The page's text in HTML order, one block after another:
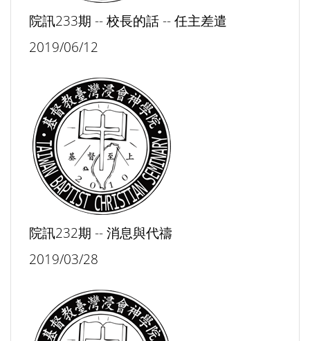
院訊233期 -- 校長的話 -- 任主差遣
2019/06/12
院訊232期 -- 消息與代禱
2019/03/28